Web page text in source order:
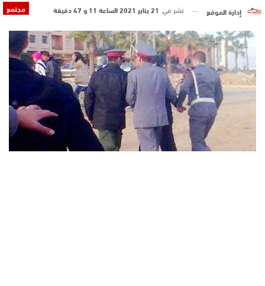
مجتمع إدارة الموقع نشر في 21 يناير 2021 الساعة 11 و 47 دقيقة